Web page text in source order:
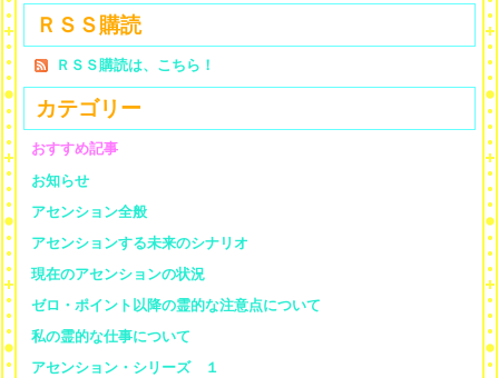
ＲＳＳ購読
ＲＳＳ購読は、こちら！
カテゴリー
おすすめ記事
お知らせ
アセンション全般
アセンションする未来のシナリオ
現在のアセンションの状況
ゼロ・ポイント以降の霊的な注意点について
私の霊的な仕事について
アセンション・シリーズ １